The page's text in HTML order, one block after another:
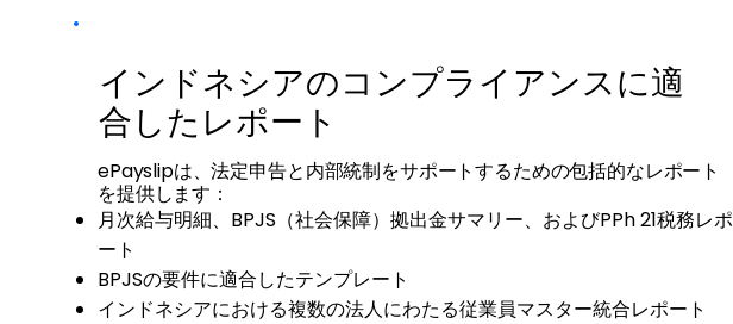
インドネシアのコンプライアンスに適
合したレポート
ePayslipは、法定申告と内部統制をサポートするための包括的なレポート
を提供します：
月次給与明細、BPJS（社会保障）拠出金サマリー、およびPPh 21税務レポ
ート
BPJSの要件に適合したテンプレート
インドネシアにおける複数の法人にわたる従業員マスター統合レポート